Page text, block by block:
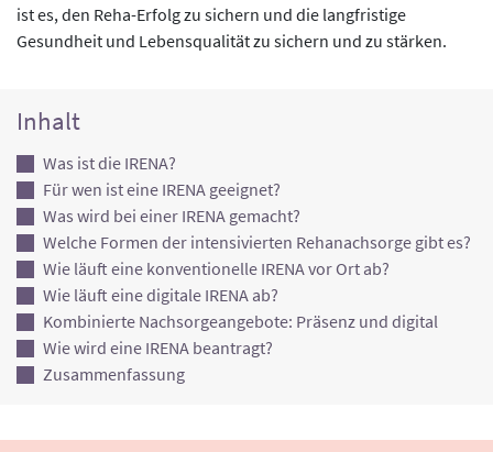
ist es, den Reha-Erfolg zu sichern und die langfristige
Gesundheit und Lebensqualität zu sichern und zu stärken.
Inhalt
Was ist die IRENA?
Für wen ist eine IRENA geeignet?
Was wird bei einer IRENA gemacht?
Welche Formen der intensivierten Rehanachsorge gibt es?
Wie läuft eine konventionelle IRENA vor Ort ab?
Wie läuft eine digitale IRENA ab?
Kombinierte Nachsorgeangebote: Präsenz und digital
Wie wird eine IRENA beantragt?
Zusammenfassung